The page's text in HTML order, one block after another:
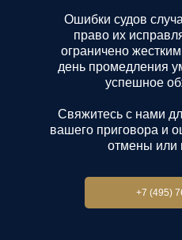
Ошибки судов
право их
ограничено
день промедления
успешное
Свяжитесь с нами
вашего приговора и
отмены или
+7 (495)